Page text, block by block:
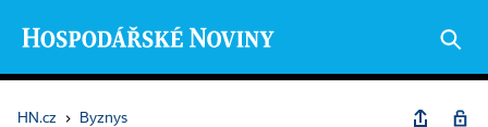
HN.cz › Byznys